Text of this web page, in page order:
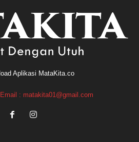
Email : matakita01@gmail.com